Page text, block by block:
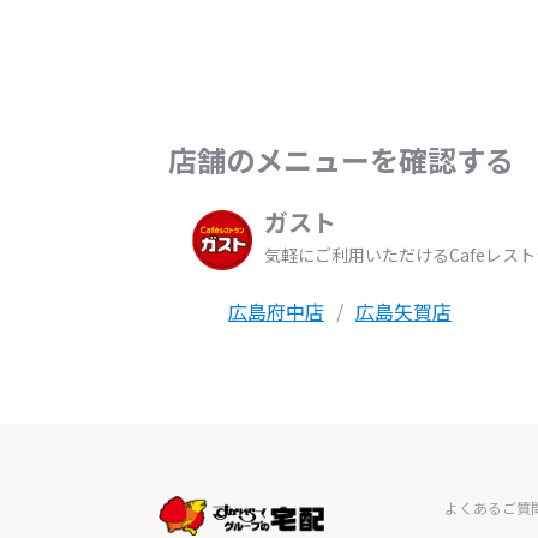
店舗のメニューを確認する
ガスト
気軽にご利用いただけるCafeレス
広島府中店 広島矢賀店
よくあるご質